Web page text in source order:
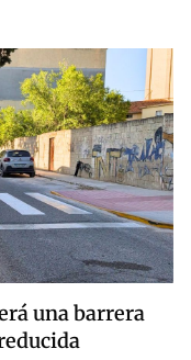
una barrera